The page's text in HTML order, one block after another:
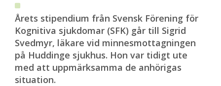
Årets stipendium från Svensk Förening för
Kognitiva sjukdomar (SFK) går till Sigrid
Svedmyr, läkare vid minnesmottagningen
på Huddinge sjukhus. Hon var tidigt ute
med att uppmärksamma de anhörigas
situation.